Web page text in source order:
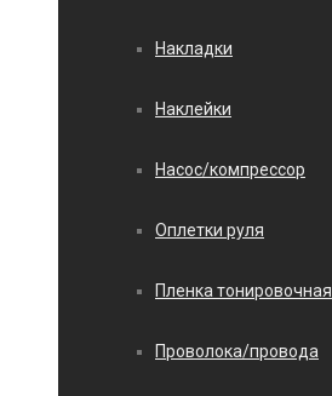
Накладки
Наклейки
Насос/компрессор
Оплетки руля
Пленка тонировочная
Проволока/провода